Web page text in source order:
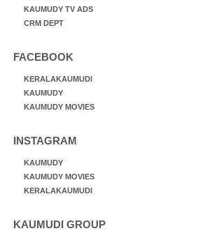
KAUMUDY TV ADS
CRM DEPT
FACEBOOK
KERALAKAUMUDI
KAUMUDY
KAUMUDY MOVIES
INSTAGRAM
KAUMUDY
KAUMUDY MOVIES
KERALAKAUMUDI
KAUMUDI GROUP